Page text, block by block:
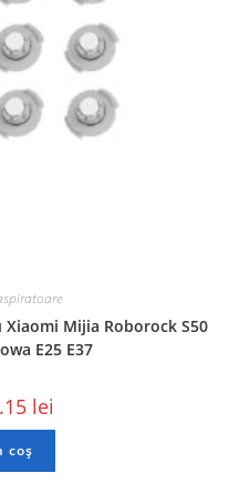
Mijia Roborock S50
E25 E37
lei
coș